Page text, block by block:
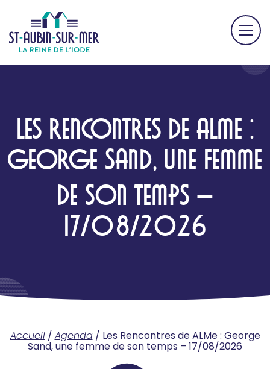
LES RENCONTRES DE ALME :
GEORGE SAND, UNE FEMME
DE SON TEMPS –
17/08/2026
Accueil/ Agenda/ Les Rencontres de ALMe : George
Sand, une femme de son temps – 17/08/2026